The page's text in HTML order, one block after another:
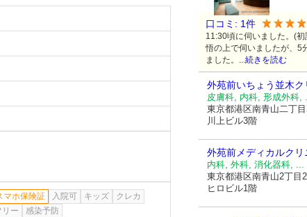
マホ保険証 入院可 キッズ
クレカ
ー
感染予防
口コミ: 1件
11:30頃に伺いました。(
悟の上で伺いましたが、5
ました。...続きを読む
外苑前いちょう並木ク
皮膚科, 内科, 形成外科,
東京都港区南青山二丁
川上ビル3階
外苑前メディカルクリ
内科, 外科, 消化器科, ...
東京都港区南青山2丁目
ヒロビル1階